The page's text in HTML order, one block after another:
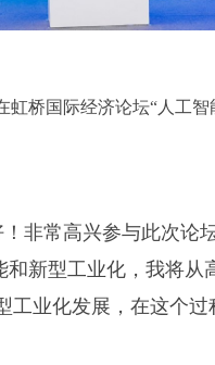
虹桥国际经济论坛“人工
非常高兴参与此次论
新型工业化，我将从
工业化发展，在这个